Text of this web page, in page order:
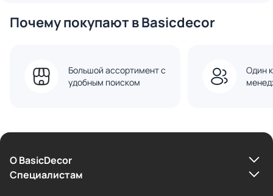
серая 027 BD-3260368
Почему покупают в Basicdecor
Большой ассортимент с
удобным поиском
Один
О BasicDecor
Cпециалистам